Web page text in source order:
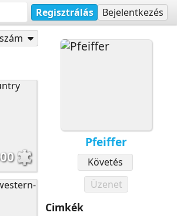
Regisztrálás Bejelentkezés
Pfeiffer
Követés
Üzenet
Cimkék